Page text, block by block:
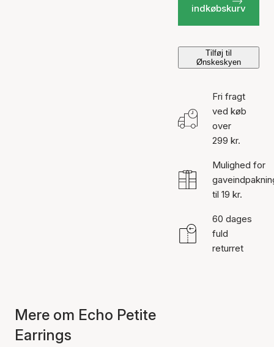
indkøbskurv
Tilføj til
Ønskeskyen
Fri fragt
ved køb
over
299 kr.
Mulighed for
til 19 kr.
60 dages
fuld
returret
Mere om Echo Petite
Earrings